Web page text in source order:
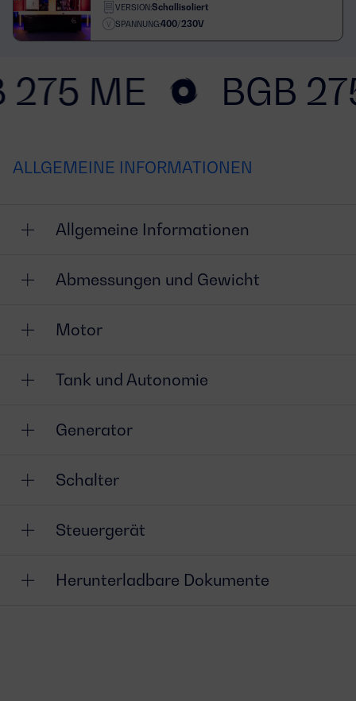
VERSION:Schallisoliert
SPANNUNG:400/230V
275 ME BGB
ALLGEMEINE INFORMATIONEN
Allgemeine Informationen
Abmessungen und Gewicht
Motor
Tank und Autonomie
Generator
Schalter
Steuergerät
Herunterladbare Dokumente